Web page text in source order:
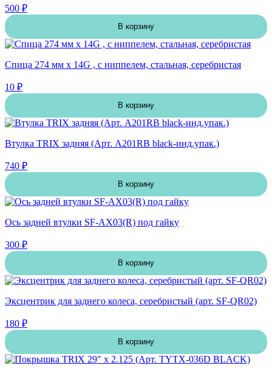
500 ₽
В корзину
Спица 274 мм x 14G , с ниппелем, стальная, серебристая
10 ₽
В корзину
Втулка TRIX задняя (Арт. A201RB black-инд.упак.)
740 ₽
В корзину
Ось задней втулки SF-AX03(R) под гайку
300 ₽
В корзину
Эксцентрик для заднего колеса, серебристый (арт. SF-QR02)
180 ₽
В корзину